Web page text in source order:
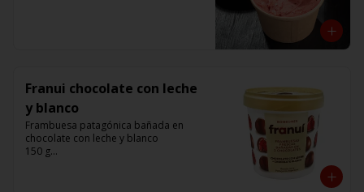
Franui chocolate con leche
y blanco
Frambuesa patagónica bañada en
chocolate con leche y blanco
150 g